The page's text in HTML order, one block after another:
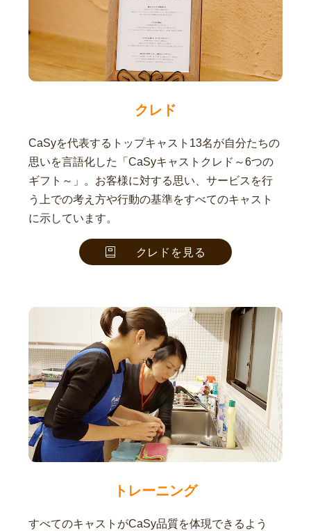
クレド
CaSyを代表するトップキャスト13名が自分たちの
思いを言語化した「CaSyキャストクレド～6つの
ギフト～」。お客様に対する思い、サービスを行
う上での考え方や行動の基準をすべてのキャスト
に示しています。
クレドを見る
トレーニング
すべてのキャストがCaSy品質を体現できるよう